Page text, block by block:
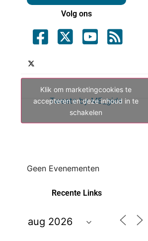
Volg ons
Tweets by ME_gids
Klik om marketingcookies te
accepteren en deze inhoud in te
schakelen
Geen Evenementen
Recente Links